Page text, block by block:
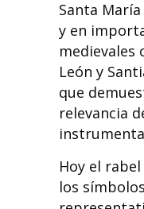
Santa
y en
medievales
León y
que
relevancia
Hoy el
los